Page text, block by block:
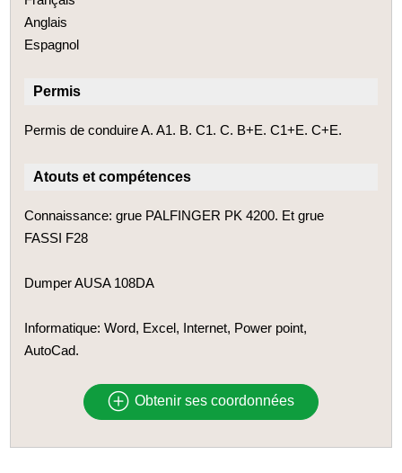
Anglais
Espagnol
Permis
Permis de conduire A. A1. B. C1. C. B+E. C1+E. C+E.
Atouts et compétences
Connaissance: grue PALFINGER PK 4200. Et grue
FASSI F28
Dumper AUSA 108DA
Informatique: Word, Excel, Internet, Power point,
AutoCad.
Obtenir ses coordonnées